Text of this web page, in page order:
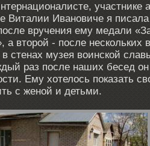
участнике
Виталии Ивановиче я
вручения ему медали
а второй - после нескольких
стенах музея воинской
раз после наших бесед
Ему хотелось показать
с женой и детьми.